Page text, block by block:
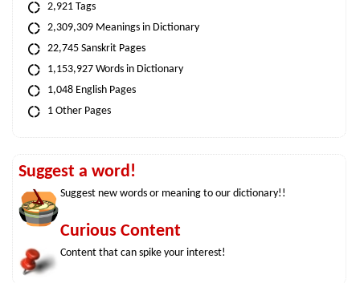
2,921 Tags
2,309,309 Meanings in Dictionary
22,745 Sanskrit Pages
1,153,927 Words in Dictionary
1,048 English Pages
1 Other Pages
Suggest a word!
Suggest new words or meaning to our dictionary!!
Curious Content
Content that can spike your interest!